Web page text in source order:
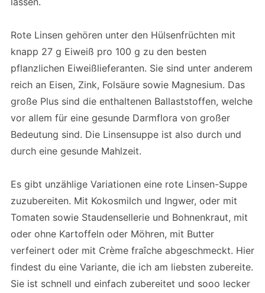
Rote Linsen gehören unter den Hülsenfrüchten mit
knapp 27 g Eiweiß pro 100 g zu den besten
pflanzlichen Eiweißlieferanten. Sie sind unter anderem
reich an Eisen, Zink, Folsäure sowie Magnesium. Das
große Plus sind die enthaltenen Ballaststoffen, welche
vor allem für eine gesunde Darmflora von großer
Bedeutung sind. Die Linsensuppe ist also durch und
durch eine gesunde Mahlzeit.
Es gibt unzählige Variationen eine rote Linsen-Suppe
zuzubereiten. Mit Kokosmilch und Ingwer, oder mit
Tomaten sowie Staudensellerie und Bohnenkraut, mit
oder ohne Kartoffeln oder Möhren, mit Butter
verfeinert oder mit Crème fraîche abgeschmeckt. Hier
findest du eine Variante, die ich am liebsten zubereite.
Sie ist schnell und einfach zubereitet und sooo lecker